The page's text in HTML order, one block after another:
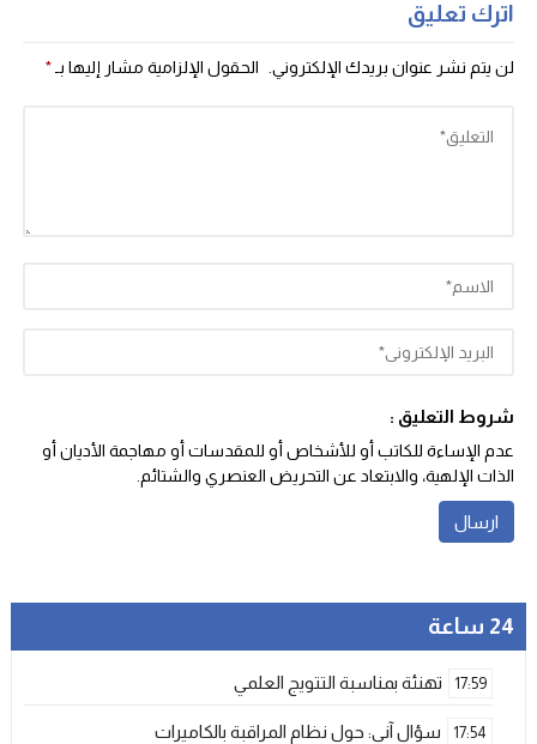
اترك تعليق
لن يتم نشر عنوان بريدك الإلكتروني. الحقول الإلزامية مشار إليها بـ*
شروط التعليق :
عدم الإساءة للكاتب أو للأشخاص أو للمقدسات أو مهاجمة الأديان أو
الذات الإلهية، والابتعاد عن التحريض العنصري والشتائم‬.
24 ساعة
17:59 تهنئة بمناسبة التتويج العلمي
17:54 سؤال آني: حول نظام المراقبة بالكاميرات